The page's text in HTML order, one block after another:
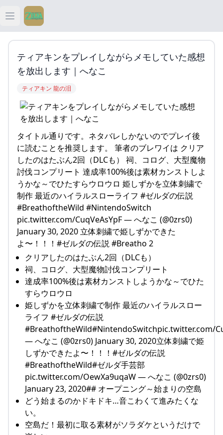
Open main menu
ティアキン
ティアキン 祠
ティアキン 攻略
ティアキンをプレイしながらメモしていた感想
を放出します｜へなこ
ティアキン 龍の泪
タイトル通りです。ネタバレしかないのでプレイ後
に読むことを推奨します。 筆者のブレワイは クリア
したのはたぶん2回（DLCも） 祠、コログ、大型魔物
討伐コンプリート 達成率100%後は素材カンストしよ
うかな～でひたすらウロウロ 姫しずかを立体刺繍で
制作 最近のハイラルスローライフ #ゼルダの伝説
#BreathoftheWild #NintendoSwitch
pic.twitter.com/CuqVeAsYpF — へなこ (@0zrs0)
January 30, 2020 立体刺繍で姫しずかできた
よ〜！！！#ゼルダの伝説 #Breatho 2
クリアしたのはたぶん2回（DLCも）
祠、コログ、大型魔物討伐コンプリート
達成率100%後は素材カンストしようかな～でひた
すらウロウロ
姫しずかを立体刺繍で制作 最近のハイラルスロー
ライフ #ゼルダの伝説
#BreathoftheWild#NintendoSwitchpic.twitter.com/
— へなこ (@0zrs0) January 30, 2020立体刺繍で姫
しずかできたよ〜！！！#ゼルダの伝説
#BreathoftheWild#ゼルダ手芸部
pic.twitter.com/OewXa9uqaW — へなこ (@0zrs0)
January 23, 2020## オープニング～始まりの空島
どう始まるのかドキドキ…音こわくて進みたくな
い。
空島だ！最初に取る素材がソラダケというだけで